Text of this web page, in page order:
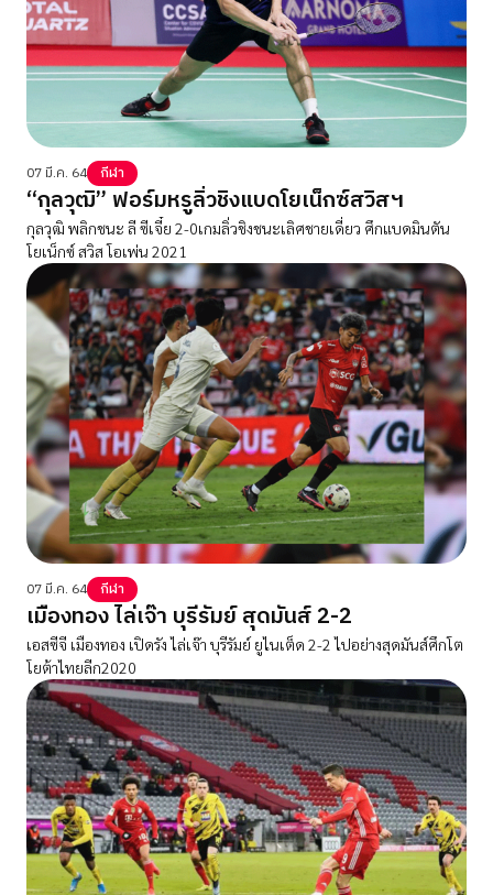
07 มี.ค. 64 กีฬา
“กุลวุฒิ” ฟอร์มหรูลิ่วชิงแบดโยเน็กซ์สวิสฯ
กุลวุฒิ พลิกชนะ ลี ซีเจี๋ย 2-0เกมลิ่วชิงชนะเลิศชายเดี่ยว ศึกแบดมินตัน
โยเน็กซ์ สวิส โอเพ่น 2021
07 มี.ค. 64 กีฬา
เมืองทอง ไล่เจ๊า บุรีรัมย์ สุดมันส์ 2-2
เอสซีจี เมืองทอง เปิดรัง ไล่เจ๊า บุรีรัมย์ ยูไนเต็ด 2-2 ไปอย่างสุดมันส์ศึกโต
โยต้าไทยลีก2020